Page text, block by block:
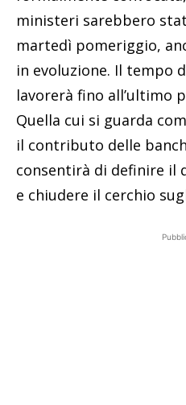
ministeri sarebbero
martedì pomeriggio,
in evoluzione. Il tempo
lavorerà fino all’ultimo
Quella cui si guarda
il contributo delle
consentirà di definire il
e chiudere il cerchio